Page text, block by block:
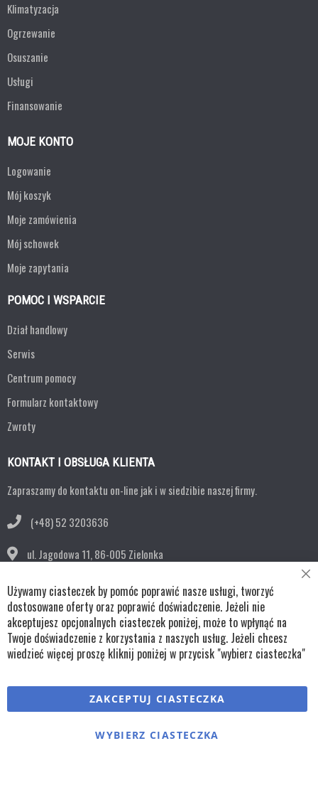
Klimatyzacja
Ogrzewanie
Osuszanie
Usługi
Finansowanie
MOJE KONTO
Logowanie
Mój koszyk
Moje zamówienia
Mój schowek
Moje zapytania
POMOC I WSPARCIE
Dział handlowy
Serwis
Centrum pomocy
Formularz kontaktowy
Zwroty
KONTAKT I OBSŁUGA KLIENTA
Zapraszamy do kontaktu on-line jak i w siedzibie naszej firmy.
(+48) 52 3203636
ul. Jagodowa 11, 86-005 Zielonka
bok@remko.pl
OBSERWUJ NAS
Copyright © wszystkie prawa zastrzeżone TKL Progress
RegulaminyPolityka cookiesPolityka prywatności
Używamy ciasteczek by pomóc poprawić nasze usługi, tworzyć
dostosowane oferty oraz poprawić doświadczenie. Jeżeli nie
akceptujesz opcjonalnych ciasteczek poniżej, może to wpłynąć na
Twoje doświadczenie z korzystania z naszych usług. Jeżeli chcesz
wiedzieć więcej proszę kliknij poniżej w przycisk "wybierz ciasteczka"
ZAKCEPTUJ CIASTECZKA
WYBIERZ CIASTECZKA